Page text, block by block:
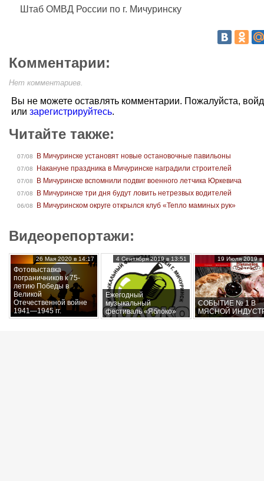
Штаб ОМВД России по г. Мичуринску
Комментарии:
Нет комментариев.
Вы не можете оставлять комментарии. Пожалуйста,
или зарегистрируйтесь.
Читайте также:
07/08 В Мичуринске установят новые остановочные павильоны
07/08 Накануне праздника в Мичуринске наградили строителей
07/08 В Мичуринске вспомнили подвиг военного летчика Юркевича
07/08 В Мичуринске три дня будут ловить нетрезвых водителей
06/08 В Мичуринском округе открылся клуб «Тепло маминых рук»
Видеорепортажи:
Фотовыставка
пограничников к 75-
летию Победы в
Великой
Отечественной войне
1941—1945 гг.
26 Мая 2020 в 14:17
Ежегодный
музыкальный
фестиваль «Яблоко»
4 Сентября 2019 в 13:51
СОБЫТИЕ № 1 В
МЯСНОЙ
19 Июля 2019 в